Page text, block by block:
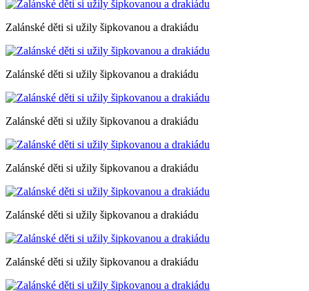
Zalánské děti si užily šipkovanou a drakiádu
Zalánské děti si užily šipkovanou a drakiádu
Zalánské děti si užily šipkovanou a drakiádu
Zalánské děti si užily šipkovanou a drakiádu
Zalánské děti si užily šipkovanou a drakiádu
Zalánské děti si užily šipkovanou a drakiádu